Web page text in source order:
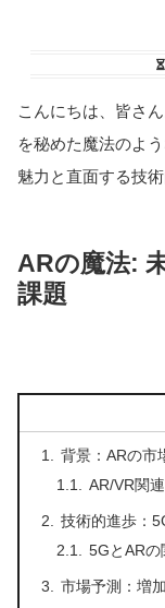
こんにちは、皆さ
を秘めた魔法のよ
魅力と直面する技
ARの魔法:
課題
背景：ARの市
AR/VR関
技術的進歩：
5GとARの
市場予測：増